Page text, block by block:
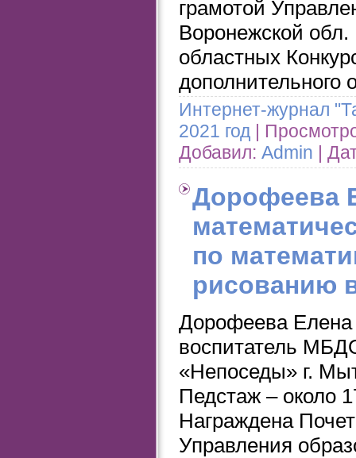
грамотой
Воронежской
областных
дополнительного
Интернет-журнал
2021 год |
Добавил: Admin |
Дорофеева
по
рисованию
Дорофеева
воспитатель
«Непоседы» г.
Педстаж – около
Награждена
Управления